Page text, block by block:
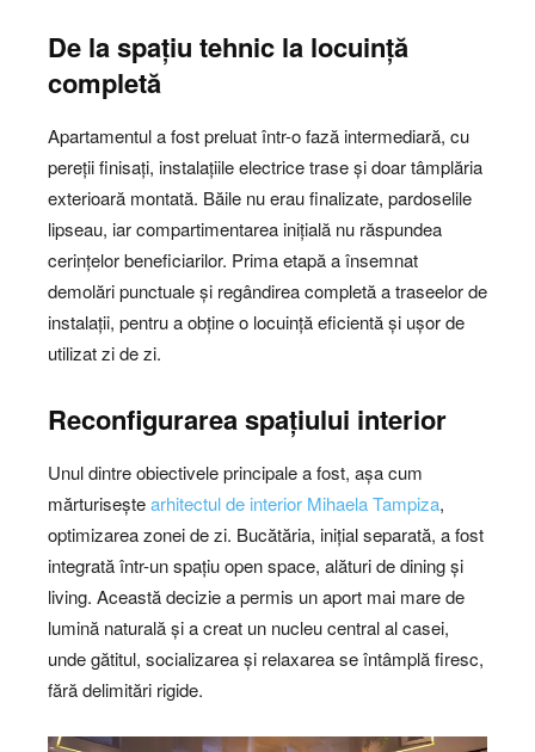
De la spațiu tehnic la locuință
completă
Apartamentul a fost preluat într-o fază intermediară, cu
pereții finisați, instalațiile electrice trase și doar tâmplăria
exterioară montată. Băile nu erau finalizate, pardoselile
lipseau, iar compartimentarea inițială nu răspundea
cerințelor beneficiarilor. Prima etapă a însemnat
demolări punctuale și regândirea completă a traseelor de
instalații, pentru a obține o locuință eficientă și ușor de
utilizat zi de zi.
Reconfigurarea spațiului interior
Unul dintre obiectivele principale a fost, așa cum
mărturiseștearhitectul de interior Mihaela Tampiza,
optimizarea zonei de zi. Bucătăria, inițial separată, a fost
integrată într-un spațiu open space, alături de dining și
living. Această decizie a permis un aport mai mare de
lumină naturală și a creat un nucleu central al casei,
unde gătitul, socializarea și relaxarea se întâmplă firesc,
fără delimitări rigide.